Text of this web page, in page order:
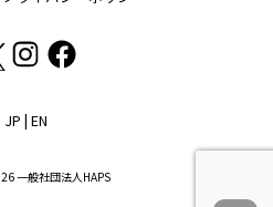
JP | EN
一般社団法人HAPS